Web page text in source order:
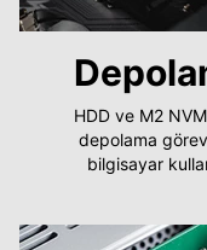
HDD ve M2
depolama
bilgisayar